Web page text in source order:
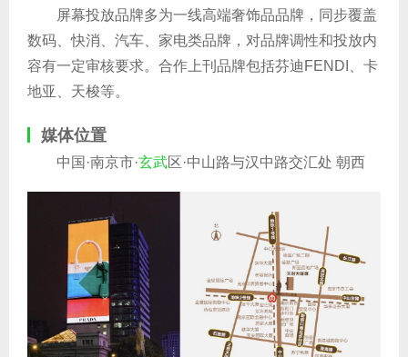
屏幕投放品牌多为一线高端奢饰品品牌，同步覆盖
数码、快消、汽车、家电类品牌，对品牌调性和投放内
容有一定审核要求。合作上刊品牌包括芬迪FENDI、卡
地亚、天梭等。
媒体位置
中国·南京市·玄武区·中山路与汉中路交汇处 朝西